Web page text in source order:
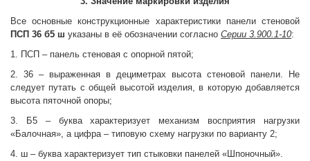
Все основные конструкционные характеристики панели стеновой
ПСП 36 б5 ш указаны в её обозначении согласно Серии 3.900.1-10:
1. ПСП – панель стеновая с опорной пятой;
2. 36 – выраженная в дециметрах высота стеновой панели. Не
следует путать с общей высотой изделия, в которую добавляется
высота пяточной опоры;
3. Б5 – буква характеризует механизм восприятия нагрузки
«Балочная», а цифра – типовую схему нагрузки по варианту 2;
4. ш – буква характеризует тип стыковки панелей «Шпоночный».